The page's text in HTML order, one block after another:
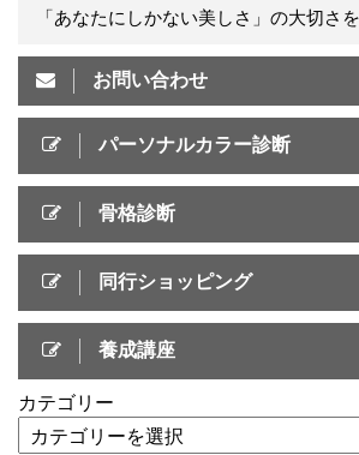
「あなたにしかない美しさ」の大切さ
お問い合わせ
パーソナルカラー診断
骨格診断
同行ショッピング
養成講座
カテゴリー